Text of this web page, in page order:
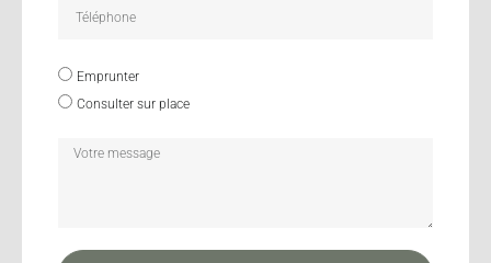
Emprunter
Consulter sur place